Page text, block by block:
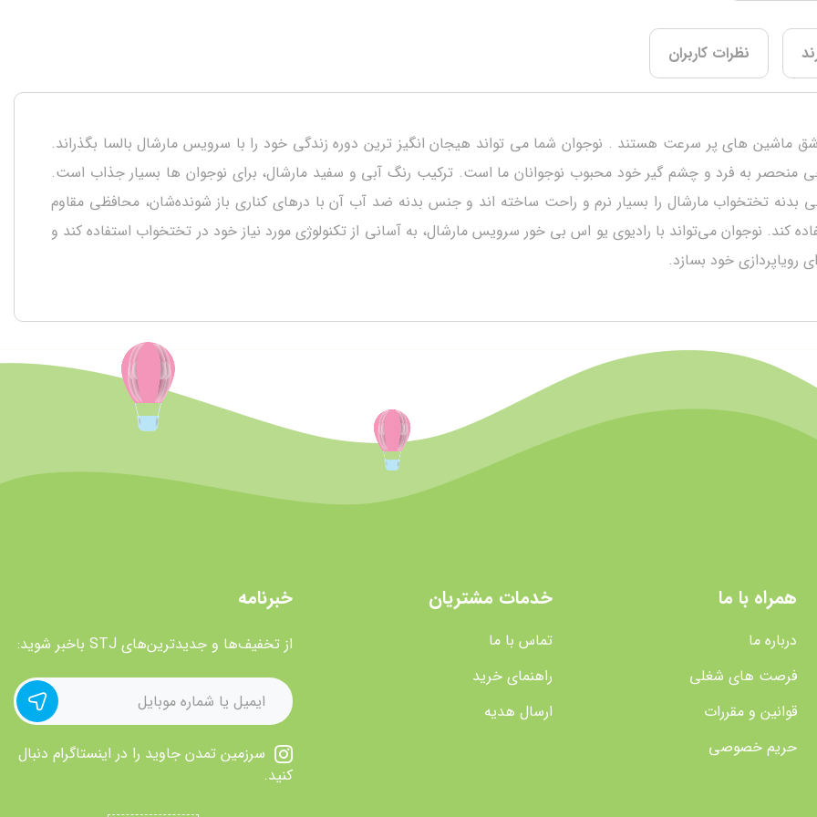
نظرات کاربران
ماشین های پر سرعت هستند . نوجوان شما می تواند هیجان انگیز ترین دوره زندگی خود را با سرویس مارشال بالسا بگذراند.
منحصر به فرد و چشم گیر خود محبوب نوجوانان ما است. ترکیب رنگ آبی و سفید مارشال، برای نوجوان ها بسیار جذاب است.
تختخواب مارشال را بسیار نرم و راحت ساخته اند و جنس بدنه ضد آب آن با درهای کناری باز شونده‌شان، محافظی مقاوم
کند. نوجوان می‌تواند با رادیو‌ی یو اس بی خور سرویس مارشال، به آسانی از تکنولوژی مورد نیاز خود در تختخواب استفاده کند و
خود بسازد.
همراه با ما
درباره ما
فرصت های شغلی
قوانین و مقررات
حریم خصوصی
خدمات مشتریان
تماس با ما
راهنمای خرید
ارسال هدیه
خبرنامه
از تخفیف‌ها و جدیدترین‌های STJ باخبر شوید:
سرزمین تمدن جاوید را در اینستاگرام دنبال
کنید.